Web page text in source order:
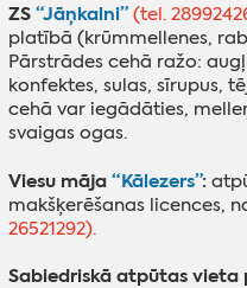
ZS“Jāņkalni” (tel.
platībā (krūmmellenes,
Pārstrādes cehā ražo:
konfektes, sulas, sīrupus,
cehā var iegādāties,
svaigas ogas.
Viesu māja“Kālezers”:
makšķerēšanas licences,
26521292).
Sabiedriskā atpūtas vieta